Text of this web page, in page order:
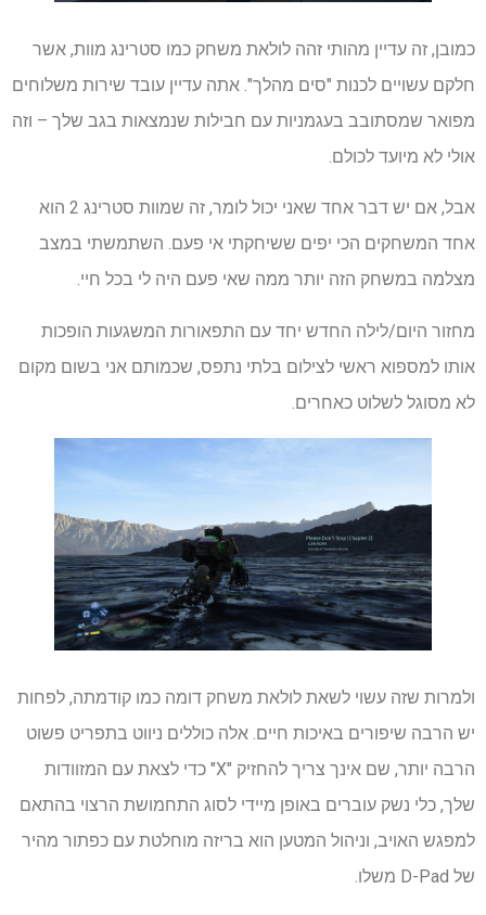
כמובן, זה עדיין מהותי זהה לולאת משחק כמו סטרינג מוות, אשר
חלקם עשויים לכנות "סים מהלך". אתה עדיין עובד שירות משלוחים
מפואר שמסתובב בעגמניות עם חבילות שנמצאות בגב שלך – וזה
אולי לא מיועד לכולם.
אבל, אם יש דבר אחד שאני יכול לומר, זה שמוות סטרינג 2 הוא
אחד המשחקים הכי יפים ששיחקתי אי פעם. השתמשתי במצב
מצלמה במשחק הזה יותר ממה שאי פעם היה לי בכל חיי.
מחזור היום/לילה החדש יחד עם התפאורות המשגעות הופכות
אותו למספוא ראשי לצילום בלתי נתפס, שכמותם אני בשום מקום
לא מסוגל לשלוט כאחרים.
ולמרות שזה עשוי לשאת לולאת משחק דומה כמו קודמתה, לפחות
יש הרבה שיפורים באיכות חיים. אלה כוללים ניווט בתפריט פשוט
הרבה יותר, שם אינך צריך להחזיק "X" כדי לצאת עם המזוודות
שלך, כלי נשק עוברים באופן מיידי לסוג התחמושת הרצוי בהתאם
למפגש האויב, וניהול המטען הוא בריזה מוחלטת עם כפתור מהיר
של D-Pad משלו.